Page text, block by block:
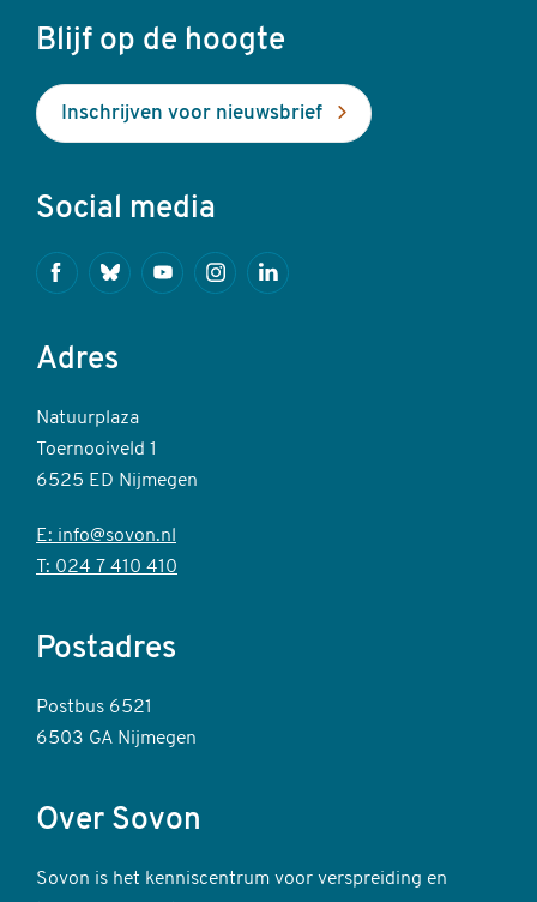
Blijf op de hoogte
Inschrijven voor nieuwsbrief
Social media
FacebookBlueskyYoutubeInstagramLinkedin
Adres
Natuurplaza
Toernooiveld 1
6525 ED Nijmegen
E: info@sovon.nl
T: 024 7 410 410
Postadres
Postbus 6521
6503 GA Nijmegen
Over Sovon
Sovon is het kenniscentrum voor verspreiding en